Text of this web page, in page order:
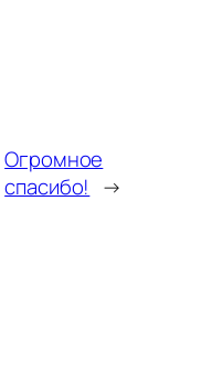
Огромное
спасибо! →